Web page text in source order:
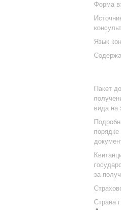
Форма
Язык
Пакет
вида на
за
Страна